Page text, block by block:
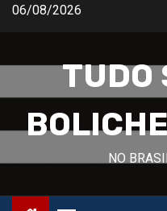
Skip06/08/2026
TUDO
NO